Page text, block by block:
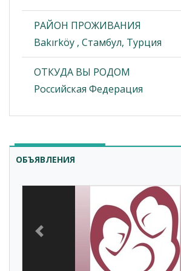
РАЙОН ПРОЖИВАНИЯ
Bakırköy , Стамбул, Турция
ОТКУДА ВЫ РОДОМ
Российская Федерация
ОБЪЯВЛЕНИЯ
Previous